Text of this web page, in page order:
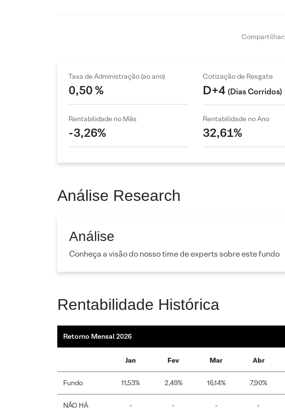
Compartilhar:
Taxa de Administração (ao ano)
0,50 %
Cotização de Resgate
D+4 (Dias Corridos)
Rentabilidade no Mês
-3,26%
Rentabilidade no Ano
32,61%
Análise Research
Análise
Conheça a visão do nosso time de experts sobre este fundo
Rentabilidade Histórica
Retorno Mensal 2026
Jan Fev Mar Abr
Fundo 11,53% 2,49% 16,14% 7,90%
NÃO HÁ - - - -